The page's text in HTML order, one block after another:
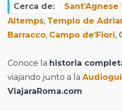
Cerca de:
Altemps, Templo de
Barracco, Campo de’Fiori,
Conoce la historia
viajando junto a la
ViajaraRoma.com